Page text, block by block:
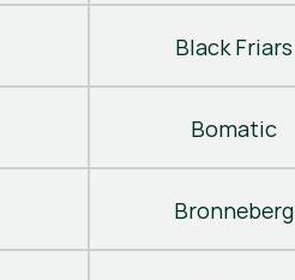
Black Friars
Bomatic
Bronneberg